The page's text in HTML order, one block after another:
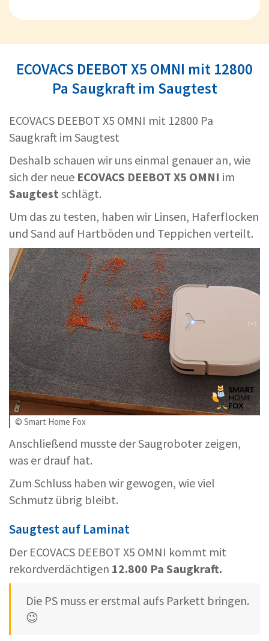
ECOVACS DEEBOT X5 OMNI mit 12800
Pa Saugkraft im Saugtest
ECOVACS DEEBOT X5 OMNI mit 12800 Pa
Saugkraft im Saugtest
Deshalb schauen wir uns einmal genauer an, wie
sich der neue ECOVACS DEEBOT X5 OMNI im
Saugtest schlägt.
Um das zu testen, haben wir Linsen, Haferflocken
und Sand auf Hartböden und Teppichen verteilt.
© Smart Home Fox
Anschließend musste der Saugroboter zeigen,
was er drauf hat.
Zum Schluss haben wir gewogen, wie viel
Schmutz übrig bleibt.
Saugtest auf Laminat
Der ECOVACS DEEBOT X5 OMNI kommt mit
rekordverdächtigen 12.800 Pa Saugkraft.
Die PS muss er erstmal aufs Parkett bringen.
😉